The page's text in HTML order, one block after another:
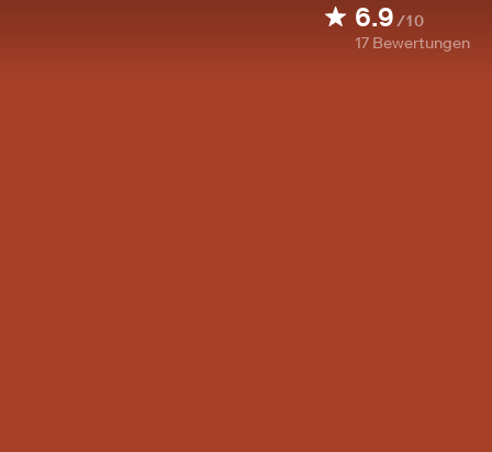
6.9/10
17 Bewertungen